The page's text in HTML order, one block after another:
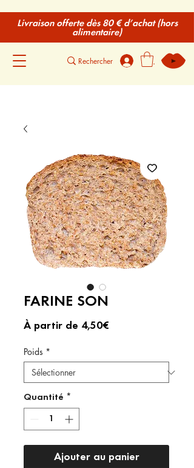
.
Livraison offerte dès 80 € d’achat (hors
alimentaire)
FARINE SON
À partir de 4,50€
Poids *
Quantité *
Ajouter au panier